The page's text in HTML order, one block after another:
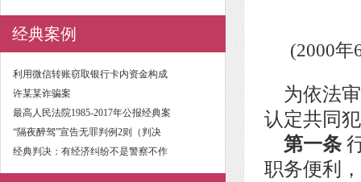
经典案例
利用微信转账窃取银行卡内资金构成
许某某诈骗案
最高人民法院1985-2017年公报经典案
“隔夜醉驾”宣告无罪判例2则（判决
经典判决：有经济纠纷不是警察不作
(2000年
为依法审
认定共同
第一条
职务便利